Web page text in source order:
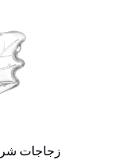
زجاجات